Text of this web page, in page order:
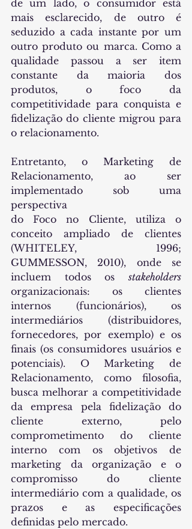
de um lado, o consumidor está
mais esclarecido, de outro é
seduzido a cada instante por um
outro produto ou marca. Como a
qualidade passou a ser item
constante da maioria dos
produtos, o foco da
competitividade para conquista e
fidelização do cliente migrou para
o relacionamento.
Entretanto, o Marketing de
Relacionamento, ao ser
implementado sob uma
perspectiva
do Foco no Cliente, utiliza o
conceito ampliado de clientes
(WHITELEY, 1996;
GUMMESSON, 2010), onde se
incluem todos os
organizacionais: os clientes
internos (funcionários), os
intermediários (distribuidores,
fornecedores, por exemplo) e os
finais (os consumidores usuários e
potenciais). O Marketing de
Relacionamento, como filosofia,
busca melhorar a competitividade
da empresa pela fidelização do
cliente externo, pelo
comprometimento do cliente
interno com os objetivos de
marketing da organização e o
compromisso do cliente
intermediário com a qualidade, os
prazos e as especificações
definidas pelo mercado.